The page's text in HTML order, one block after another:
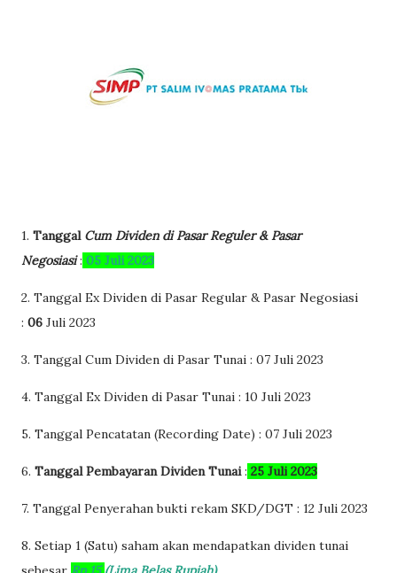
1. Tanggal Cum Dividen di Pasar Reguler & Pasar
Negosiasi: 05 Juli 2023
2. Tanggal Ex Dividen di Pasar Regular & Pasar Negosiasi
: 06 Juli 2023
3. Tanggal Cum Dividen di Pasar Tunai : 07 Juli 2023
4. Tanggal Ex Dividen di Pasar Tunai : 10 Juli 2023
5. Tanggal Pencatatan (Recording Date) : 07 Juli 2023
6. Tanggal Pembayaran Dividen Tunai: 25 Juli 2023
7. Tanggal Penyerahan bukti rekam SKD/DGT : 12 Juli 2023
8. Setiap 1 (Satu) saham akan mendapatkan dividen tunai